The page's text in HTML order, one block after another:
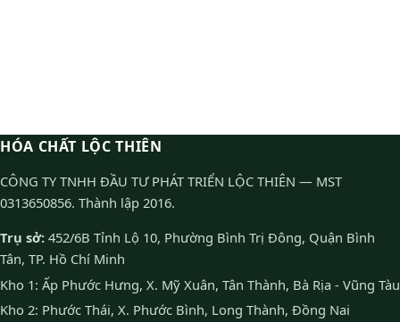
HÓA CHẤT LỘC THIÊN
CÔNG TY TNHH ĐẦU TƯ PHÁT TRIỂN LỘC THIÊN — MST
0313650856. Thành lập 2016.
Trụ sở: 452/6B Tỉnh Lộ 10, Phường Bình Trị Đông, Quận Bình
Tân, TP. Hồ Chí Minh
Kho 1: Ấp Phước Hưng, X. Mỹ Xuân, Tân Thành, Bà Rịa - Vũng Tàu
Kho 2: Phước Thái, X. Phước Bình, Long Thành, Đồng Nai